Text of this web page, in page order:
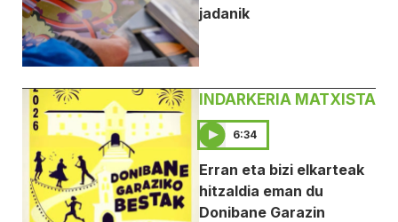
jadanik
INDARKERIA MATXISTA
6:34
Erran eta bizi elkarteak
hitzaldia eman du
Donibane Garazin